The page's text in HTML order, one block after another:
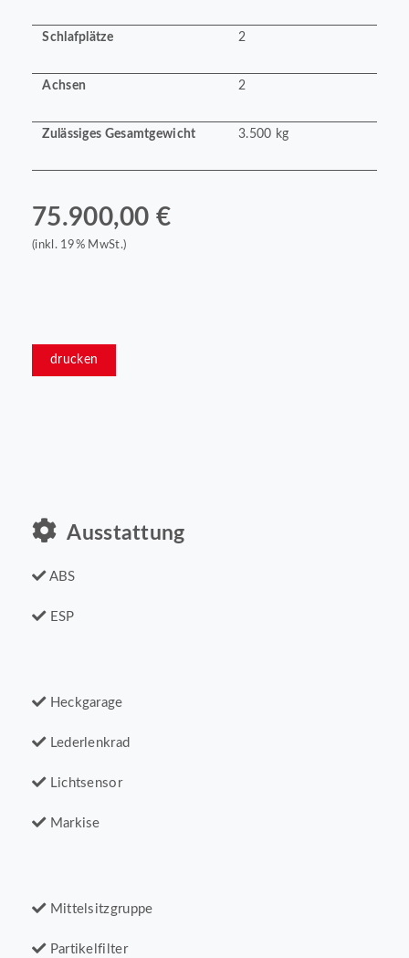
Schlafplätze 2
Achsen 2
Zulässiges Gesamtgewicht 3.500 kg
75.900,00 €
(inkl. 19% MwSt.)
drucken
Ausstattung
ABS
ESP
Heckgarage
Lederlenkrad
Lichtsensor
Markise
Mittelsitzgruppe
Partikelfilter